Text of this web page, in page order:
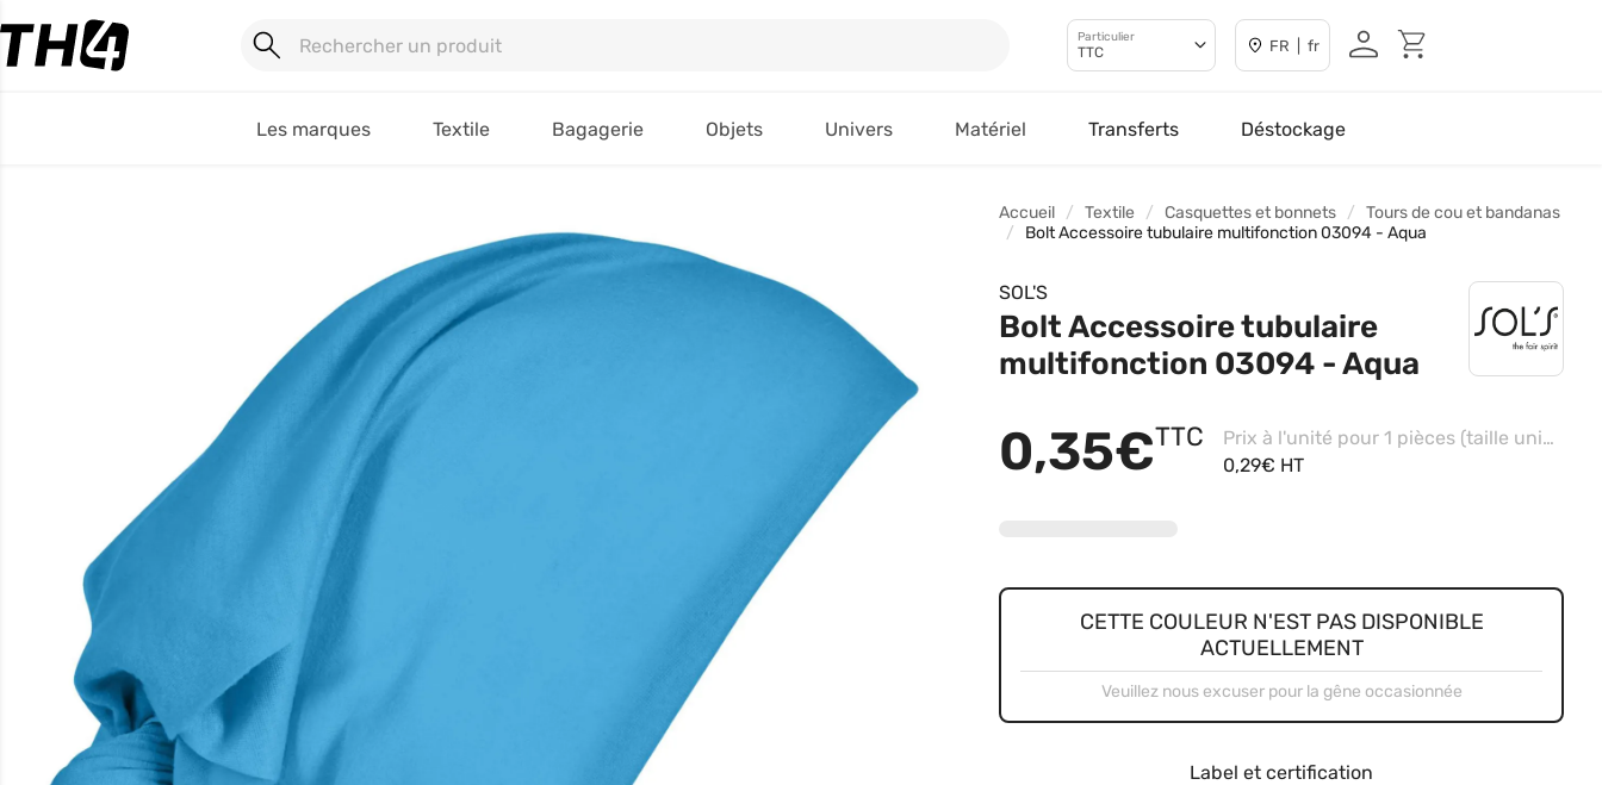
Particulier
TTC FR | fr
Les marques Textile Bagagerie Objets Univers Matériel Transferts Déstockage
Accueil Textile Casquettes et bonnets
Tours de cou et bandanas
Bolt Accessoire tubulaire multifonction 03094 - Aqua
SOL'S
Bolt Accessoire tubulaire
multifonction 03094 - Aqua
0,35€TTC
Prix à l'unité pour 1 pièces (taille unique - Jaune Fluo)
0,29€ HT
CETTE COULEUR N'EST PAS DISPONIBLE
ACTUELLEMENT
Veuillez nous excuser pour la gêne occasionnée
Label et certification